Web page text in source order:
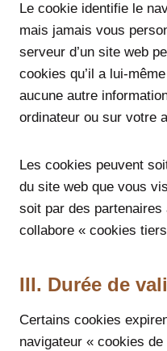
Le cookie identifie le
mais jamais vous
serveur d’un site web
cookies qu’il a lui-
aucune autre
ordinateur ou sur votre
Les cookies peuvent
du site web que vous
soit par des
collabore « cookies
III. Durée de
Certains cookies
navigateur « cookies